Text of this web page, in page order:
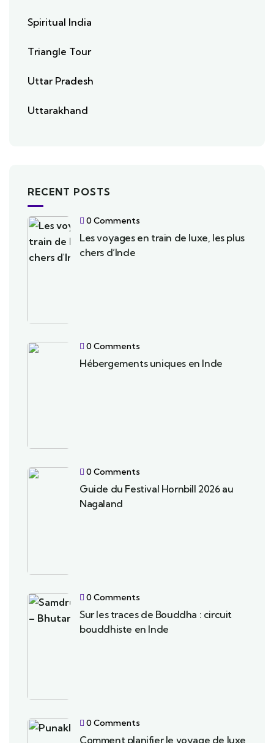
Spiritual India
Triangle Tour
Uttar Pradesh
Uttarakhand
RECENT POSTS
0 Comments
Les voyages en train de luxe, les plus
chers d’Inde
0 Comments
Hébergements uniques en Inde
0 Comments
Guide du Festival Hornbill 2026 au
Nagaland
0 Comments
Sur les traces de Bouddha : circuit
bouddhiste en Inde
0 Comments
Comment planifier le voyage de luxe